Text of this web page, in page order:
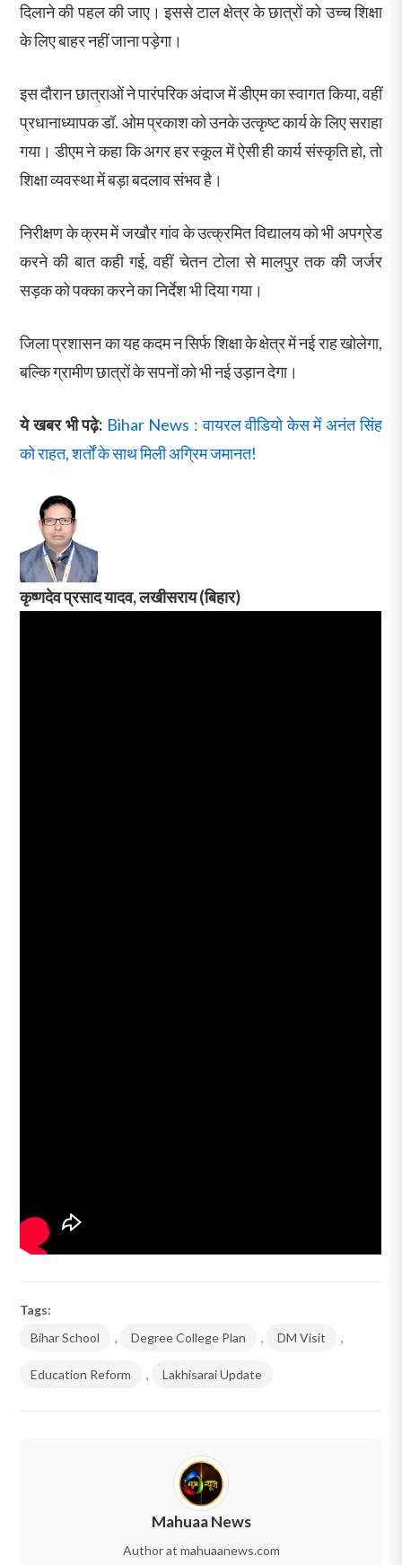
दिलाने की पहल की जाए। इससे टाल क्षेत्र के छात्रों को उच्च शिक्षा
के लिए बाहर नहीं जाना पड़ेगा।
इस दौरान छात्राओं ने पारंपरिक अंदाज में डीएम का स्वागत किया, वहीं
प्रधानाध्यापक डॉ. ओम प्रकाश को उनके उत्कृष्ट कार्य के लिए सराहा
गया। डीएम ने कहा कि अगर हर स्कूल में ऐसी ही कार्य संस्कृति हो, तो
शिक्षा व्यवस्था में बड़ा बदलाव संभव है।
निरीक्षण के क्रम में जखौर गांव के उत्क्रमित विद्यालय को भी अपग्रेड
करने की बात कही गई, वहीं चेतन टोला से मालपुर तक की जर्जर
सड़क को पक्का करने का निर्देश भी दिया गया।
जिला प्रशासन का यह कदम न सिर्फ शिक्षा के क्षेत्र में नई राह खोलेगा,
बल्कि ग्रामीण छात्रों के सपनों को भी नई उड़ान देगा।
ये खबर भी पढ़े: Bihar News : वायरल वीडियो केस में अनंत सिंह
को राहत, शर्तों के साथ मिली अग्रिम जमानत!
कृष्णदेव प्रसाद यादव, लखीसराय(बिहार)
Tags:
Bihar School
, Degree College Plan , DM Visit ,
Education Reform , Lakhisarai Update
Mahuaa News
Author at mahuaanews.com